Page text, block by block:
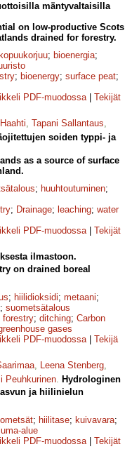
mäntyvaltaisilla
on low-productive Scots
drained for forestry.
; bioenergia;
; bioenergy; surface peat;
PDF-muodossa| Tekijät
, Tapani Sallantaus,
soiden typpi- ja
as a source of surface
; huuhtoutuminen;
; Drainage; leaching; water
PDF-muodossa| Tekijät
ilmastoon.
on drained boreal
; hiilidioksidi; metaani;
; suometsätalous
forestry; ditching; Carbon
gases
PDF-muodossa| Tekijä
, Leena Stenberg,
Peuhkurinen. Hydrologinen
ja hiilinielun
; hiilitase; kuivavara;
alue
PDF-muodossa| Tekijät